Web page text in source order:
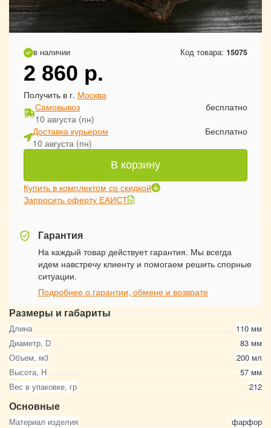
Размеры и габариты
Длина
110 мм
Диаметр, D
83 мм
Объем, м3
200 мл
Высота, Н
57 мм
Вес в упаковке, гр
212
Основные
Материал изделия фарфор
в наличии Код товара: 15075
2 860 р.
Получить в г. Москва
Самовывоз
10 августа (пн)
бесплатно
Доставка курьером
10 августа (пн)
Бесплатно
В корзину
Купить в комплектом со скидкой
Запросить оферту ЕАИСТ
Гарантия
На каждый товар действует гарантия. Мы всегда
идем навстречу клиенту и помогаем решить спорные
ситуации.
Подробнее о гарантии, обмене и возврате